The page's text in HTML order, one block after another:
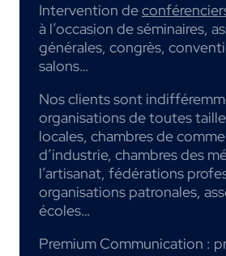
Intervention de
à l’occasion de séminaires,
générales, congrès,
salons…
Nos clients sont
organisations de toutes
locales, chambres de
d’industrie, chambres des
l’artisanat, fédérations
organisations patronales,
écoles…
Premium Communication :